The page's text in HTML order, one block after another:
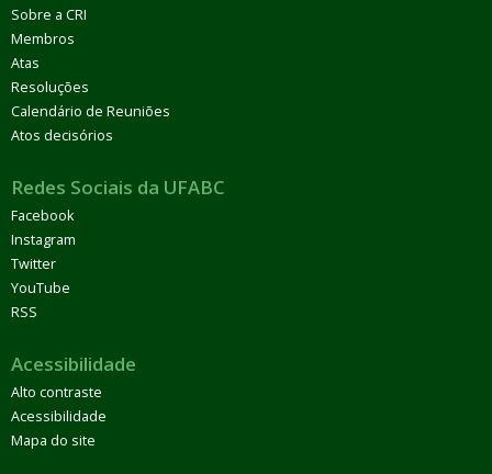
Sobre a CRI
Membros
Atas
Resoluções
Calendário de Reuniões
Atos decisórios
Redes Sociais da UFABC
Facebook
Instagram
Twitter
YouTube
RSS
Acessibilidade
Alto contraste
Acessibilidade
Mapa do site